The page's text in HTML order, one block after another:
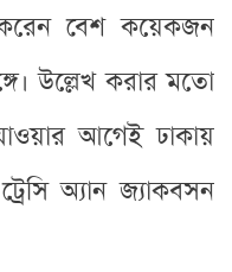
বেশ কয়েকজন
উল্লেখ করার মতো
আগেই ঢাকায়
ট্রেসি অ্যান জ্যাকবসন